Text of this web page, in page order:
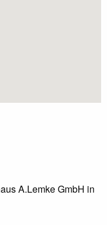
A.Lemke GmbH in